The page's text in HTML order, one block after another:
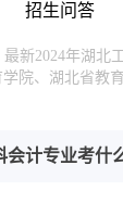
招生问答
新2024年湖北
院、湖北省教
计专业考什